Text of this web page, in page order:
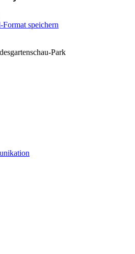
speichern
Park